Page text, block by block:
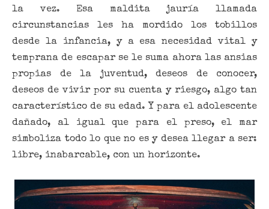
la vez. Esa maldita jauría llamada
circunstancias les ha mordido los tobillos
desde la infancia, y a esa necesidad vital y
temprana de escapar se le suma ahora las ansias
propias de la juventud, deseos de conocer,
deseos de vivir por su cuenta y riesgo, algo tan
característico de su edad. Y para el adolescente
dañado, al igual que para el preso, el mar
simboliza todo lo que no es y desea llegar a ser:
libre, inabarcable, con un horizonte.